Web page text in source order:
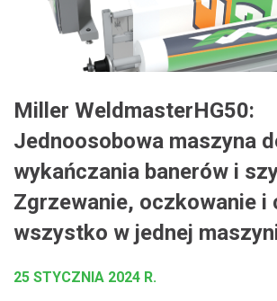
Miller WeldmasterHG50:
Jednoosobowa maszyna
wykańczania banerów i
Zgrzewanie, oczkowanie i
wszystko w jednej
25 STYCZNIA 2024 R.